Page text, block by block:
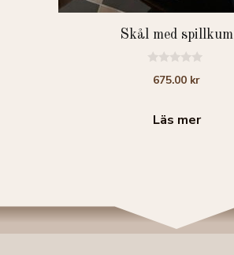
Skål med spillkum
675.00 kr
Läs mer